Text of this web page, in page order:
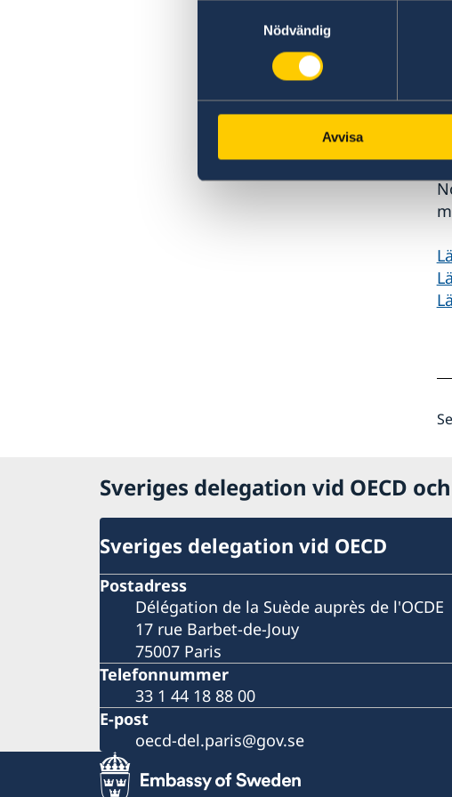
Nödvändig
Avvisa
I
Sveriges delegation vid OECD
Sveriges delegation vid OECD
Postadress
Délégation de la Suède auprès de l'OCDE
17 rue Barbet-de-Jouy
75007 Paris
Telefonnummer
33 1 44 18 88 00
E-post
oecd-del.paris@gov.se